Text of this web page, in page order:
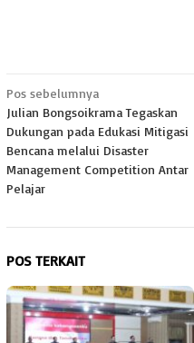
Navigasi
pos
Pos sebelumnya
Julian Bongsoikrama Tegaskan
Dukungan pada Edukasi Mitigasi
Bencana melalui Disaster
Management Competition Antar
Pelajar
POS TERKAIT